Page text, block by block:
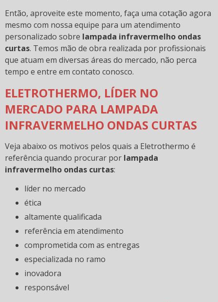
Então, aproveite este momento, faça uma cotação agora
mesmo com nossa equipe para um atendimento
personalizado sobre lampada infravermelho ondas
curtas. Temos mão de obra realizada por profissionais
que atuam em diversas áreas do mercado, não perca
tempo e entre em contato conosco.
ELETROTHERMO, LÍDER NO
MERCADO PARA LAMPADA
INFRAVERMELHO ONDAS CURTAS
Veja abaixo os motivos pelos quais a Eletrothermo é
referência quando procurar por lampada
infravermelho ondas curtas:
líder no mercado
ética
altamente qualificada
referência em atendimento
comprometida com as entregas
especializada no ramo
inovadora
responsável